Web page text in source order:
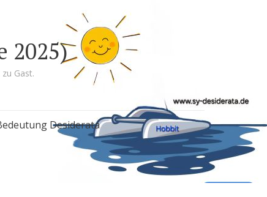
2025)
Gast.
Desiderata